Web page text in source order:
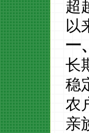
超
以
一
长
稳
农
亲